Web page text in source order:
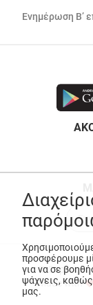
Ενημέρωση Β’
© Copyright
Made with
προσφέρουμε
για να σε
ψάχνεις, καθώς
μας.